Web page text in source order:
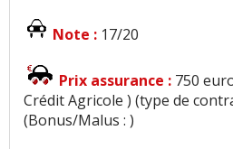
Note : 17/20
Prix assurance : 750
Crédit Agricole ) (type de
(Bonus/Malus : )